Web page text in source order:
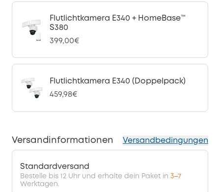
Flutlichtkamera E340 + HomeBase™
S380
399,00€
Flutlichtkamera E340 (Doppelpack)
459,98€
Versandinformationen Versandbedingungen
Standardversand
Bestelle bis 12 Uhr und erhalte dein Paket in 3–7
Werktagen.